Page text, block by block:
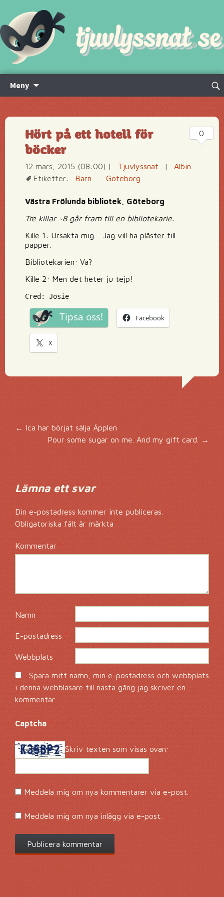
Meny
innehåll
Sök
Hört på ett hotell för
böcker
12 mars, 2015 (08:00) | Tjuvlyssnat |
Albin
Etiketter:
Barn · Göteborg
Västra Frölunda bibliotek, Göteborg
Tre killar ~8 går fram till en bibliotekarie.
Kille 1: Ursäkta mig… Jag vill ha plåster till
papper.
Bibliotekarien: Va?
Kille 2: Men det heter ju tejp!
Cred: Josie
Tipsa oss! Facebook
X
0
Inläggsnavigering
← Ica har börjat sälja Äpplen
Pour some sugar on me. And my gift card. →
Lämna ett svar
Din e-postadress kommer inte publiceras.
Obligatoriska fält är märkta *
Kommentar*
Namn*
E-postadress*
Webbplats
Spara mitt namn, min e-postadress och webbplats
i denna webbläsare till nästa gång jag skriver en
kommentar.
Captcha *
Skriv texten som visas ovan:
Meddela mig om nya kommentarer via e-post.
Meddela mig om nya inlägg via e-post.